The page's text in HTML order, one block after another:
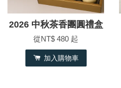
2026 中秋茶香團圓禮盒
從NT$ 480 起
加入購物車